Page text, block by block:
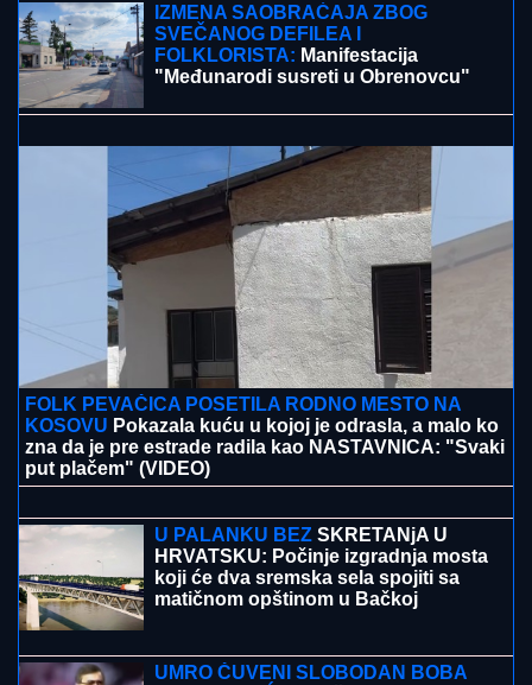
TAMARA ĐURIĆ DAJE 560.000 EVRA KAO JEMSTVO
ZA BIVŠEG MUŽAŽeli da se brani sa slobode:
"Verujem da bi i on to uradio za mene", ovo su svi
MNOGE OD OVIH PESAMA
OBOŽAVATEOvo je 10 numera koje je
Dino Merlin obradio od stranih
izvođača - ostaćete u čudu kad vidite
spisak
"IMAO SAM PET PROPUŠTENIH
POZIVA"Darko Tanasijević i dalje u
ogromnom strahu za svoju porodicu,
reč koju sam čuo - IZGOREĆEMO"